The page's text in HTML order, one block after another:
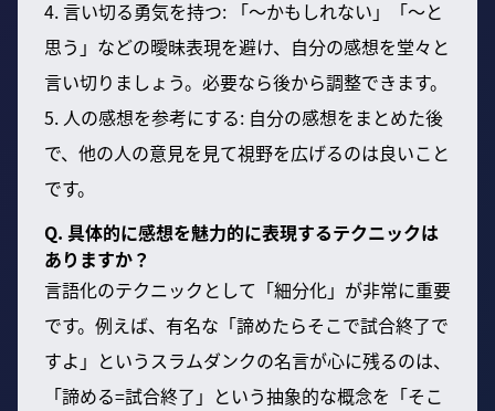
4. 言い切る勇気を持つ: 「〜かもしれない」「〜と
思う」などの曖昧表現を避け、自分の感想を堂々と
言い切りましょう。必要なら後から調整できます。
5. 人の感想を参考にする: 自分の感想をまとめた後
で、他の人の意見を見て視野を広げるのは良いこと
です。
Q. 具体的に感想を魅力的に表現するテクニックは
ありますか？
言語化のテクニックとして「細分化」が非常に重要
です。例えば、有名な「諦めたらそこで試合終了で
すよ」というスラムダンクの名言が心に残るのは、
「諦める=試合終了」という抽象的な概念を「そこ